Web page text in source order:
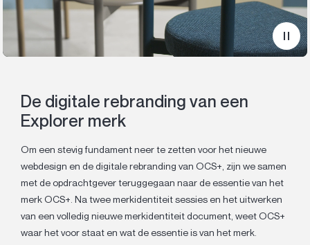
De digitale rebranding van een
Explorer merk
Om een stevig fundament neer te zetten voor het nieuwe
webdesign en de digitale rebranding van OCS+, zijn we samen
met de opdrachtgever teruggegaan naar de essentie van het
merk OCS+. Na twee merkidentiteit sessies en het uitwerken
van een volledig nieuwe merkidentiteit document, weet OCS+
waar het voor staat en wat de essentie is van het merk.